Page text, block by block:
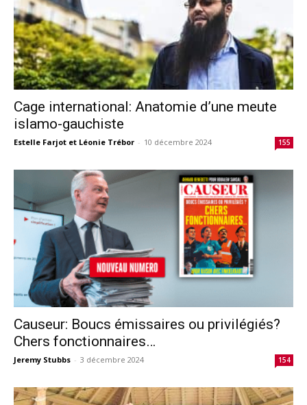
Cage international: Anatomie d’une meute
islamo-gauchiste
Estelle Farjot et Léonie Trébor - 10 décembre 2024 155
Causeur: Boucs émissaires ou privilégiés?
Chers fonctionnaires…
Jeremy Stubbs - 3 décembre 2024 154